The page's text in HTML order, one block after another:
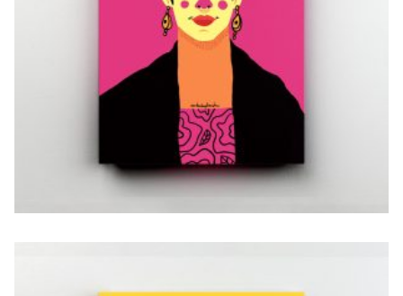
10,00–€20,00